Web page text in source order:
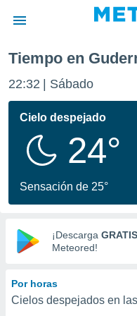
de
ha
calidad.
a este
las
y
digital
basada
Tiempo en
22:32 Sábado
Cielo despejado
24°
Sensación de 25°
¡Descarga GRATIS
Meteored!
Por horas
Cielos despejados en